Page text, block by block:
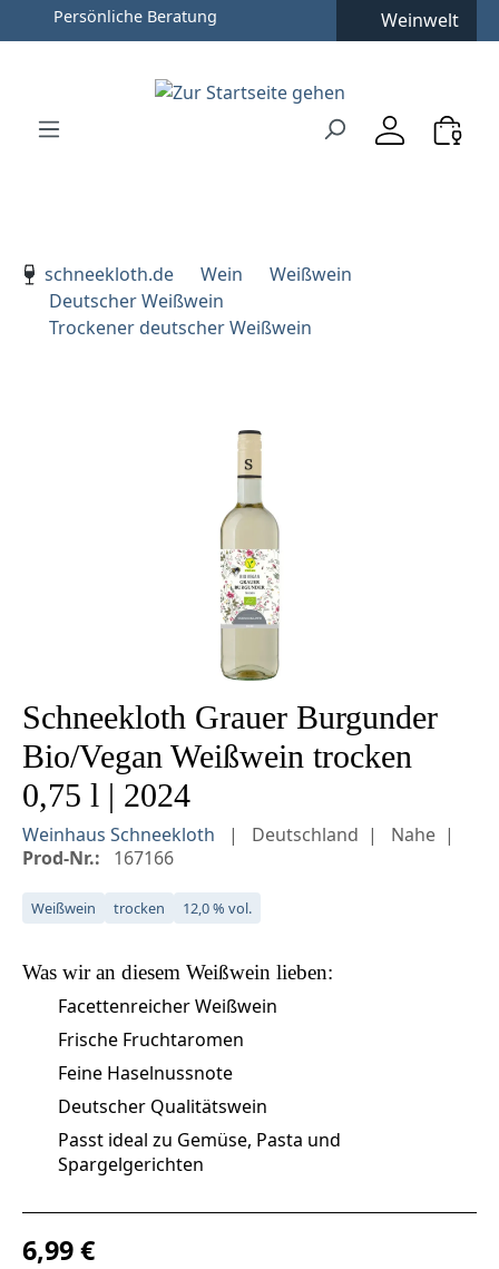
Zum Hauptinhalt springen
Zur Hauptnavigation springen
Persönliche Beratung Weinwelt
schneekloth.de
Wein
Weißwein
Deutscher Weißwein
Trockener deutscher Weißwein
Bildergalerie überspringen
Schneekloth Grauer Burgunder
Bio/Vegan Weißwein trocken
0,75 l | 2024
Weinhaus Schneekloth Deutschland
Nahe
Prod-Nr.:
167166
Weißwein trocken 12,0 % vol.
Was wir an diesem Weißwein lieben:
Facettenreicher Weißwein
Frische Fruchtaromen
Feine Haselnussnote
Deutscher Qualitätswein
Passt ideal zu Gemüse, Pasta und
Spargelgerichten
Regulärer Preis:
6,99 €